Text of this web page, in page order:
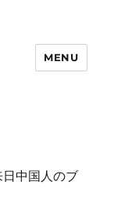
MENU
中国人のブ